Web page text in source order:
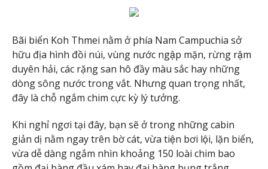
Bãi biển Koh Thmei nằm ở phía Nam Campuchia sở
hữu địa hình đồi núi, vùng nước ngập mặn, rừng rậm
duyên hải, các rặng san hô đầy màu sắc hay những
dòng sông nước trong vắt. Nhưng quan trọng nhất,
đây là chỗ ngắm chim cực kỳ lý tưởng.
Khi nghỉ ngơi tại đây, bạn sẽ ở trong những cabin
giản dị nằm ngay trên bờ cát, vừa tiện bơi lội, lặn biển,
vừa dễ dàng ngắm nhìn khoảng 150 loài chim bao